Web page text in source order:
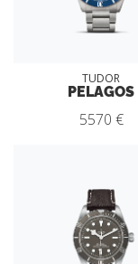
TUDOR
PELAGOS
5570 €